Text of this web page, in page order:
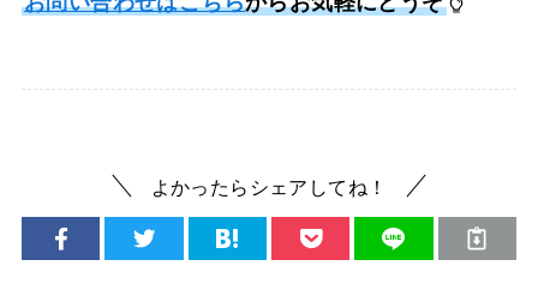
よかったらシェアしてね！